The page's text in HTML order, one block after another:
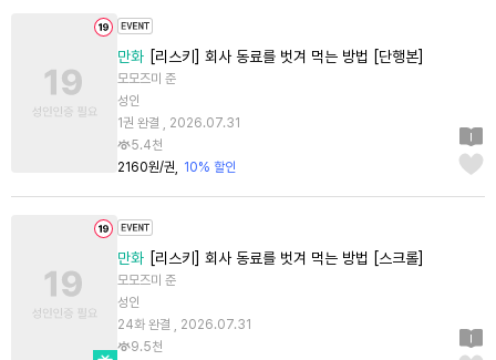
만화 [리스키] 회사 동료를 벗겨 먹는 방법 [단행본]
모모즈미 준
성인
1권 완결 , 2026.07.31
5.4천
2160원/권
10% 할인
만화 [리스키] 회사 동료를 벗겨 먹는 방법 [스크롤]
모모즈미 준
성인
24화 완결 , 2026.07.31
9.5천